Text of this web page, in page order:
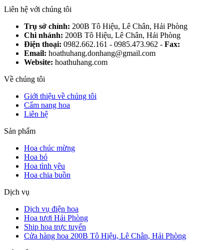
Liên hệ với chúng tôi
Trụ sở chính: 200B Tô Hiệu, Lê Chân, Hải Phòng
Chi nhánh: 200B Tô Hiệu, Lê Chân, Hải Phòng
Điện thoại: 0982.662.161 - 0985.473.962 - Fax:
Email: hoathuhang.donhang@gmail.com
Website: hoathuhang.com
Về chúng tôi
Giới thiệu về chúng tôi
Cẩm nang hoa
Liên hệ
Sản phẩm
Hoa chúc mừng
Hoa bó
Hoa tình yêu
Hoa chia buồn
Dịch vụ
Dịch vụ điện hoa
Hoa tươi Hải Phòng
Ship hoa trực tuyến
Cửa hàng hoa 200B Tô Hiệu, Lê Chân, Hải Phòng